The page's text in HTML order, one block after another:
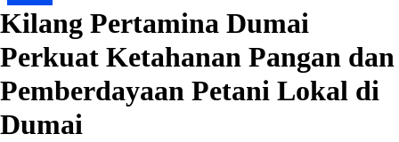
Kilang Pertamina Dumai
Perkuat Ketahanan Pangan dan
Pemberdayaan Petani Lokal di
Dumai